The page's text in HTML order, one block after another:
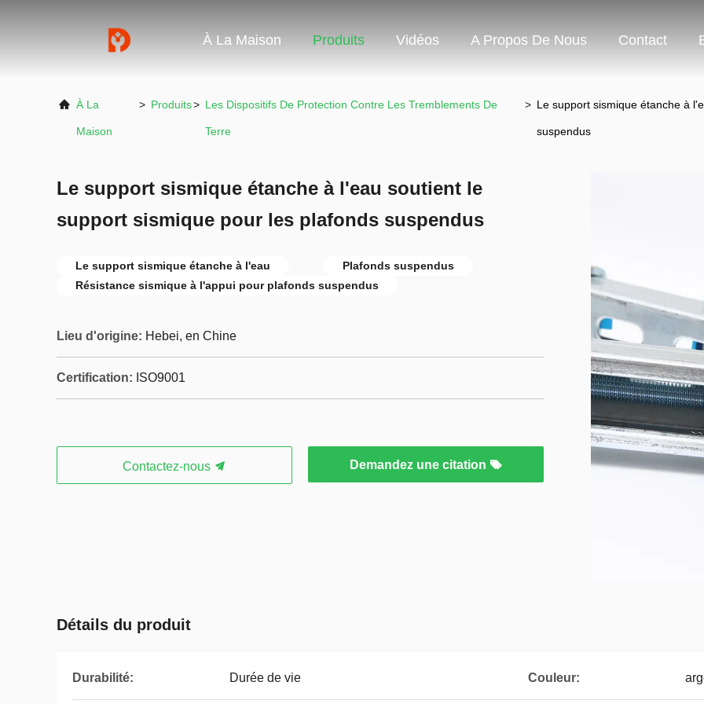
À La Maison Produits Vidéos A Propos De Nous Contact
À La
Maison
> Produits> Les Dispositifs De Protection Contre Les Tremblements De
Terre
> Le support sismique étanche à
suspendus
Le support sismique étanche à l'eau soutient le
support sismique pour les plafonds suspendus
Le support sismique étanche à l'eau
Plafonds suspendus
Résistance sismique à l'appui pour plafonds suspendus
Lieu d'origine: Hebei, en Chine
Certification: ISO9001
Contactez-nous Demandez une citation
Détails du produit
Durabilité: Durée de vie Couleur: